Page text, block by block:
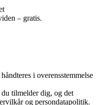
– gratis.
i overensstemmelse
tilmelder dig, og det
og persondatapolitik.